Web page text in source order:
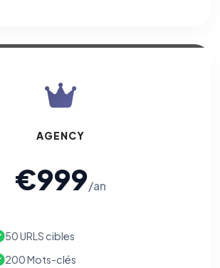
AGENCY
€999/an
50 URLS cibles
200 Mots-clés